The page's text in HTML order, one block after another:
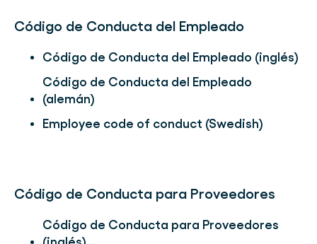
Código de Conducta del Empleado
Código de Conducta del Empleado (inglés)
Código de Conducta del Empleado
(alemán)
Employee code of conduct (Swedish)
Código de Conducta para Proveedores
Código de Conducta para Proveedores